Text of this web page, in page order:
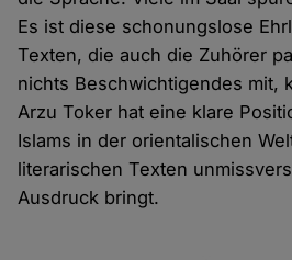
Es ist diese schonungslose
Texten, die auch die Zuhörer
nichts Beschwichtigendes mit,
Arzu Toker hat eine klare
Islams in der orientalischen
literarischen Texten
Ausdruck bringt.